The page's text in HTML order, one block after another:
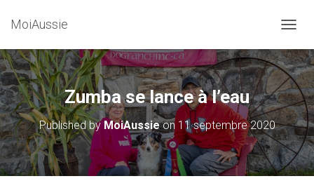
MoiAussie
U
V
R
I
R
/
F
E
R
M
Zumba se lance à l’eau
Published byMoiAussieon 11 septembre 2020